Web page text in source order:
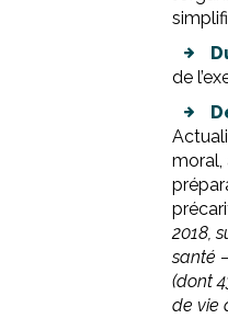
de
moral,
2018,
santé
(dont
de vie